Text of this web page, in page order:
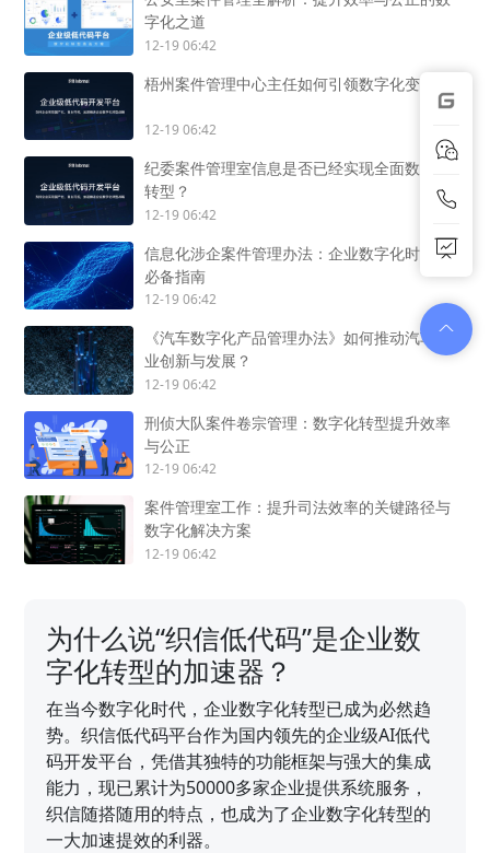
字化之道
12-19 06:42
梧州案件管理中心主任如何引领数字化变革？
12-19 06:42
纪委案件管理室信息是否已经实现全面数字化
转型？
12-19 06:42
信息化涉企案件管理办法：企业数字化时代的
必备指南
12-19 06:42
《汽车数字化产品管理办法》如何推动汽车产
业创新与发展？
12-19 06:42
刑侦大队案件卷宗管理：数字化转型提升效率
与公正
12-19 06:42
案件管理室工作：提升司法效率的关键路径与
数字化解决方案
12-19 06:42
为什么说“织信低代码”是企业数
字化转型的加速器？
在当今数字化时代，企业数字化转型已成为必然趋
势。织信低代码平台作为国内领先的企业级AI低代
码开发平台，凭借其独特的功能框架与强大的集成
能力，现已累计为50000多家企业提供系统服务，
织信随搭随用的特点，也成为了企业数字化转型的
一大加速提效的利器。